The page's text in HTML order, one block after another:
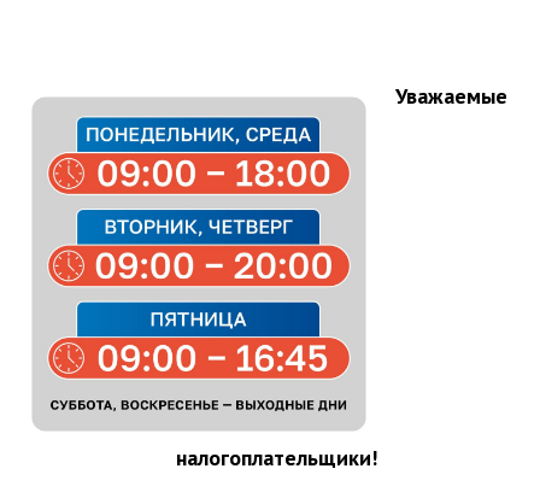
Независимая антикоррупционная
Приёмная
РАБОТА С ОБЩЕСТВЕННОСТЬЮ
Общественная приемная
Информационные встречи
Пресс-конференции
Общественная палата
Уважаемые
налогоплательщики!